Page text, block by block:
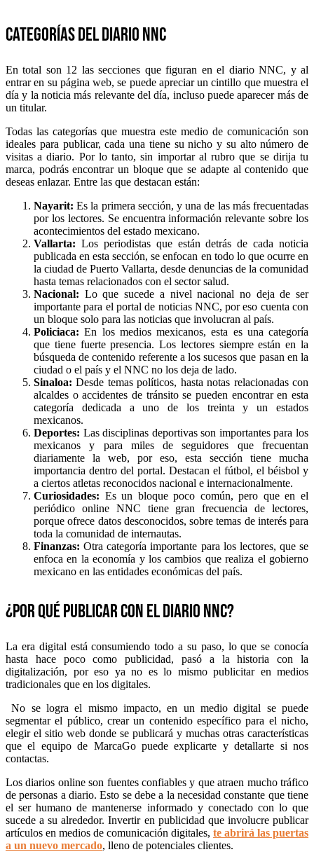
Categorías del diario NNC
En total son 12 las secciones que figuran en el diario NNC, y al
entrar en su página web, se puede apreciar un cintillo que muestra el
día y la noticia más relevante del día, incluso puede aparecer más de
un titular.
Todas las categorías que muestra este medio de comunicación son
ideales para publicar, cada una tiene su nicho y su alto número de
visitas a diario. Por lo tanto, sin importar al rubro que se dirija tu
marca, podrás encontrar un bloque que se adapte al contenido que
deseas enlazar. Entre las que destacan están:
Nayarit: Es la primera sección, y una de las más frecuentadas
por los lectores. Se encuentra información relevante sobre los
acontecimientos del estado mexicano.
Vallarta: Los periodistas que están detrás de cada noticia
publicada en esta sección, se enfocan en todo lo que ocurre en
la ciudad de Puerto Vallarta, desde denuncias de la comunidad
hasta temas relacionados con el sector salud.
Nacional: Lo que sucede a nivel nacional no deja de ser
importante para el portal de noticias NNC, por eso cuenta con
un bloque solo para las noticias que involucran al país.
Policiaca: En los medios mexicanos, esta es una categoría
que tiene fuerte presencia. Los lectores siempre están en la
búsqueda de contenido referente a los sucesos que pasan en la
ciudad o el país y el NNC no los deja de lado.
Sinaloa: Desde temas políticos, hasta notas relacionadas con
alcaldes o accidentes de tránsito se pueden encontrar en esta
categoría dedicada a uno de los treinta y un estados
mexicanos.
Deportes: Las disciplinas deportivas son importantes para los
mexicanos y para miles de seguidores que frecuentan
diariamente la web, por eso, esta sección tiene mucha
importancia dentro del portal. Destacan el fútbol, el béisbol y
a ciertos atletas reconocidos nacional e internacionalmente.
Curiosidades: Es un bloque poco común, pero que en el
periódico online NNC tiene gran frecuencia de lectores,
porque ofrece datos desconocidos, sobre temas de interés para
toda la comunidad de internautas.
Finanzas: Otra categoría importante para los lectores, que se
enfoca en la economía y los cambios que realiza el gobierno
mexicano en las entidades económicas del país.
¿Por qué publicar con el diario NNC?
La era digital está consumiendo todo a su paso, lo que se conocía
hasta hace poco como publicidad, pasó a la historia con la
digitalización, por eso ya no es lo mismo publicitar en medios
tradicionales que en los digitales.
No se logra el mismo impacto, en un medio digital se puede
segmentar el público, crear un contenido específico para el nicho,
elegir el sitio web donde se publicará y muchas otras características
que el equipo de MarcaGo puede explicarte y detallarte si nos
contactas.
Los diarios online son fuentes confiables y que atraen mucho tráfico
de personas a diario. Esto se debe a la necesidad constante que tiene
el ser humano de mantenerse informado y conectado con lo que
sucede a su alrededor. Invertir en publicidad que involucre publicar
artículos en medios de comunicación digitales, te abrirá las puertas
a un nuevo mercado, lleno de potenciales clientes.